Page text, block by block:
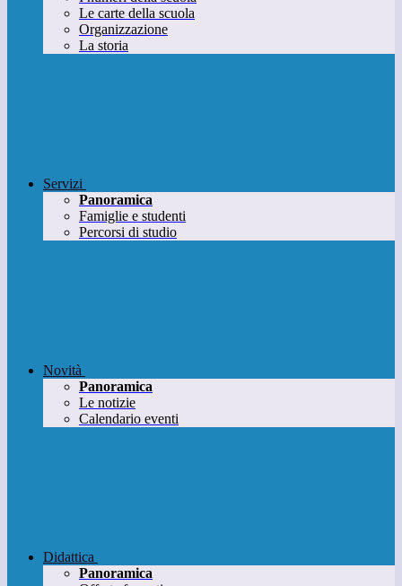
Le carte della scuola
Organizzazione
La storia
Servizi
Panoramica
Famiglie e studenti
Percorsi di studio
Novità
Panoramica
Le notizie
Calendario eventi
Didattica
Panoramica